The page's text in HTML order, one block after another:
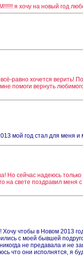
хочу на новый год
равно хочется верить!
помоги вернуть
мой год стал для меня
Но сейчас надеюсь
на свете поздравил меня
чтобы в Новом 2013
с моей бывшей
не предавала и не
что они исполнятся, я